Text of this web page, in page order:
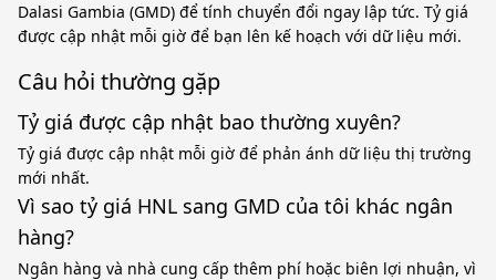
Dalasi Gambia (GMD) để tính chuyển đổi ngay lập tức. Tỷ giá
được cập nhật mỗi giờ để bạn lên kế hoạch với dữ liệu mới.
Câu hỏi thường gặp
Tỷ giá được cập nhật bao thường xuyên?
Tỷ giá được cập nhật mỗi giờ để phản ánh dữ liệu thị trường
mới nhất.
Vì sao tỷ giá HNL sang GMD của tôi khác ngân
hàng?
Ngân hàng và nhà cung cấp thêm phí hoặc biên lợi nhuận, vì